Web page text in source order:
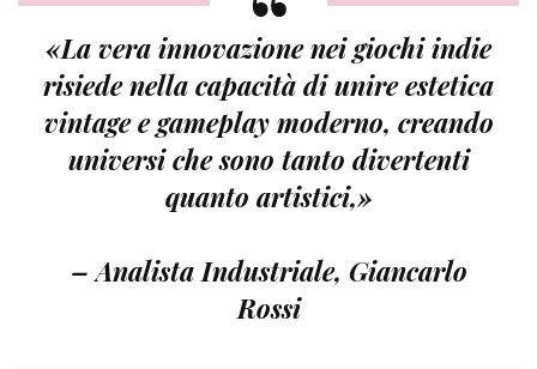
«La vera innovazione nei giochi indie
risiede nella capacità di unire estetica
vintage e gameplay moderno, creando
universi che sono tanto divertenti
quanto artistici,»
– Analista Industriale, Giancarlo
Rossi